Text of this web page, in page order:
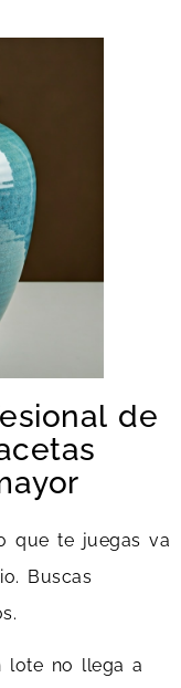
de
que te juegas va
Buscas
lote no llega a